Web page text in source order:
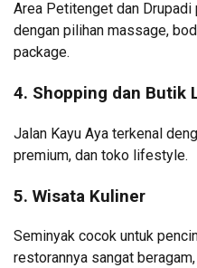
Area Petitenget dan
dengan pilihan massage,
package.
4. Shopping dan Butik
Jalan Kayu Aya terkenal
premium, dan toko lifestyle.
5. Wisata Kuliner
Seminyak cocok untuk
restorannya sangat